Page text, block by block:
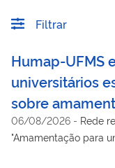
Filtrar
Humap-UFMS
universitários
sobre
06/08/2026 - Rede
"Amamentação para